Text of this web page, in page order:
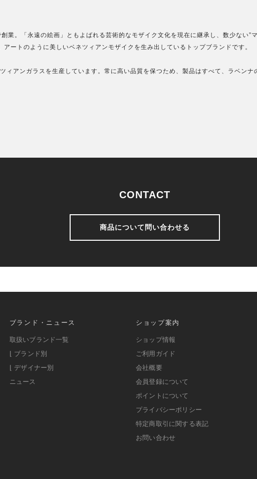
業。「永遠の絵画」ともよばれる芸術的なモザイク文化を現在に継承し、数少ない”
ートのように美しいベネツィアンモザイクを生み出しているトップブランドです。
ィアンガラスを生産しています。常に高い品質を保つため、製品はすべて、ラベンナ
CONTACT
商品について問い合わせる
ブランド・ニュース
取扱いブランド一覧
⌊ ブランド別
⌊ デザイナー別
ニュース
ショップ案内
ショップ情報
ご利用ガイド
会社概要
会員登録について
ポイントについて
プライバシーポリシー
特定商取引に関する表記
お問い合わせ